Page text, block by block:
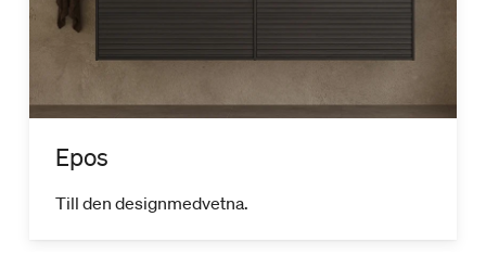
Epos
Till den designmedvetna.